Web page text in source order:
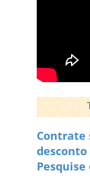
Contrate
desconto